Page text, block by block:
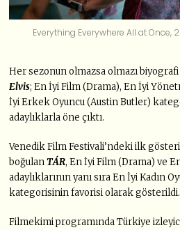
Everything Everywhere All at Once,
Her sezonun olmazsa olmazı
Elvis; En İyi Film (Drama), En İyi
İyi Erkek Oyuncu (Austin Butler)
adaylıklarla öne çıktı.
Venedik Film Festivali’ndeki ilk
boğulanTÁR, En İyi Film (Drama) ve
adaylıklarının yanı sıra En İyi Kadın
kategorisinin favorisi olarak gösterildi.
Filmekimi programında Türkiye